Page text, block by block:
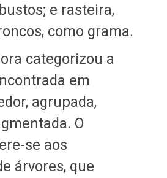
e rasteira,
como grama.
categorizou a
em
agrupada,
O
se aos
árvores, que